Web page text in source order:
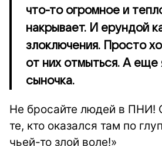
что-то огромное и
накрывает. И ерундой
злоключения. Просто
от них отмыться. А еще
сыночка.
Не бросайте людей в ПНИ!
те, кто оказался там по
чьей-то злой воле!»